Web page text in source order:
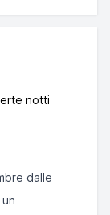
notti
dalle